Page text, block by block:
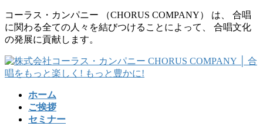
コ
ン
テ
ツ
に
ナ
ビ
ゲ
シ
ョ
コーラス・カンパニー （CHORUS COMPANY） は、 合唱
に関わる全ての人々を結びつけることによって、 合唱文化
の発展に貢献します。
ホーム
ご挨拶
セミナー